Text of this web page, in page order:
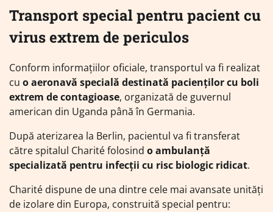
Transport special pentru pacient cu
virus extrem de periculos
Conform informațiilor oficiale, transportul va fi realizat
cu o aeronavă specială destinată pacienților cu boli
extrem de contagioase, organizată de guvernul
american din Uganda până în Germania.
După aterizarea la Berlin, pacientul va fi transferat
către spitalul Charité folosind o ambulanță
specializată pentru infecții cu risc biologic ridicat.
Charité dispune de una dintre cele mai avansate unități
de izolare din Europa, construită special pentru: